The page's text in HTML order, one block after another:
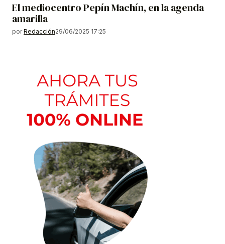
El mediocentro Pepín Machín, en la agenda
amarilla
por Redacción29/06/2025 17:25